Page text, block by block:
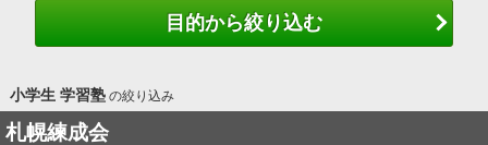
目的から絞り込む
小学生 学習塾の絞り込み
札幌練成会